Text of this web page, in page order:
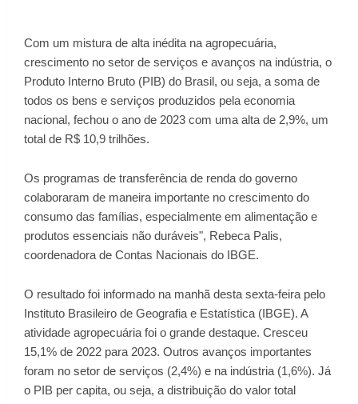
Com um mistura de alta inédita na agropecuária,
crescimento no setor de serviços e avanços na indústria, o
Produto Interno Bruto (PIB) do Brasil, ou seja, a soma de
todos os bens e serviços produzidos pela economia
nacional, fechou o ano de 2023 com uma alta de 2,9%, um
total de R$ 10,9 trilhões.
Os programas de transferência de renda do governo
colaboraram de maneira importante no crescimento do
consumo das famílias, especialmente em alimentação e
produtos essenciais não duráveis", Rebeca Palis,
coordenadora de Contas Nacionais do IBGE.
O resultado foi informado na manhã desta sexta-feira pelo
Instituto Brasileiro de Geografia e Estatística (IBGE). A
atividade agropecuária foi o grande destaque. Cresceu
15,1% de 2022 para 2023. Outros avanços importantes
foram no setor de serviços (2,4%) e na indústria (1,6%). Já
o PIB per capita, ou seja, a distribuição do valor total